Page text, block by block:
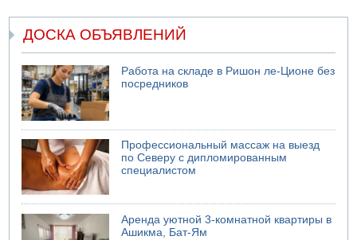
ДОСКА ОБЪЯВЛЕНИЙ
Работа на складе в Ришон ле-Ционе без
посредников
Профессиональный массаж на выезд
по Северу с дипломированным
специалистом
Аренда уютной 3-комнатной квартиры в
Ашикма, Бат-Ям